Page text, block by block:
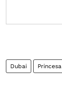
Dubai Princesa